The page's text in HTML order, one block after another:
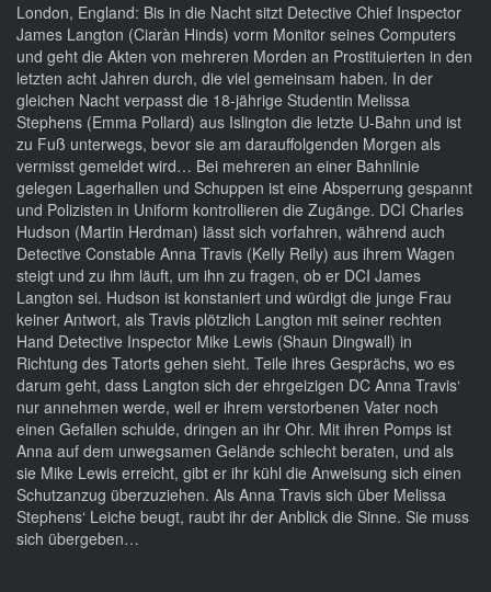
London, England: Bis in die Nacht sitzt Detective Chief Inspector
James Langton (Ciaràn Hinds) vorm Monitor seines Computers
und geht die Akten von mehreren Morden an Prostituierten in den
letzten acht Jahren durch, die viel gemeinsam haben. In der
gleichen Nacht verpasst die 18-jährige Studentin Melissa
Stephens (Emma Pollard) aus Islington die letzte U-Bahn und ist
zu Fuß unterwegs, bevor sie am darauffolgenden Morgen als
vermisst gemeldet wird… Bei mehreren an einer Bahnlinie
gelegen Lagerhallen und Schuppen ist eine Absperrung gespannt
und Polizisten in Uniform kontrollieren die Zugänge. DCI Charles
Hudson (Martin Herdman) lässt sich vorfahren, während auch
Detective Constable Anna Travis (Kelly Reily) aus ihrem Wagen
steigt und zu ihm läuft, um ihn zu fragen, ob er DCI James
Langton sei. Hudson ist konstaniert und würdigt die junge Frau
keiner Antwort, als Travis plötzlich Langton mit seiner rechten
Hand Detective Inspector Mike Lewis (Shaun Dingwall) in
Richtung des Tatorts gehen sieht. Teile ihres Gesprächs, wo es
darum geht, dass Langton sich der ehrgeizigen DC Anna Travis‘
nur annehmen werde, weil er ihrem verstorbenen Vater noch
einen Gefallen schulde, dringen an ihr Ohr. Mit ihren Pomps ist
Anna auf dem unwegsamen Gelände schlecht beraten, und als
sie Mike Lewis erreicht, gibt er ihr kühl die Anweisung sich einen
Schutzanzug überzuziehen. Als Anna Travis sich über Melissa
Stephens‘ Leiche beugt, raubt ihr der Anblick die Sinne. Sie muss
sich übergeben…